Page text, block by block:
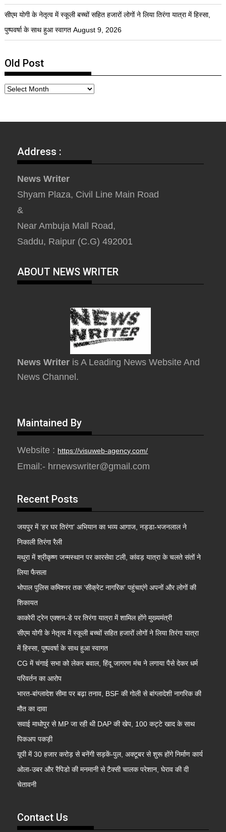
सीएम योगी के नेतृत्व में स्कूली बच्चों सहित हजारों लोगों ने लिया तिरंगा यात्रा में हिस्सा,
पुष्पवर्षा के साथ हुआ स्वागत August 9, 2026
Old Post
Address :
News Writer
Shyam Plaza, Civil Line Main Road
&
Near Ambuja Mall Road,
Saddu, Raipur (C.G) 492001
ABOUT NEWS WRITER
News Writer is A Leading News Website And
News Channel.
Maintained By
Website : https://visuweb-agency.com/
Email:- hrnewswriter@gmail.com
Recent Posts
जयपुर में ‘हर घर तिरंगा’ अभियान का भव्य आगाज, नड्डा-भजनलाल ने
निकाली तिरंगा रैली
मथुरा में श्रीकृष्ण जन्मस्थान पर कारसेवा टली, कांवड़ यात्रा के चलते संतों ने
लिया फैसला
भोपाल पुलिस कमिश्नर तक ‘सीक्रेट नागरिक’ पहुंचाएंगे अपनों और लोगों की
शिकायत
काकोरी ट्रेन एक्शन-डे पर तिरंगा यात्रा में शामिल होंगे मुख्यमंत्री
सीएम योगी के नेतृत्व में स्कूली बच्चों सहित हजारों लोगों ने लिया तिरंगा यात्रा
में हिस्सा, पुष्पवर्षा के साथ हुआ स्वागत
CG में चंगाई सभा को लेकर बवाल, हिंदू जागरण मंच ने लगाया पैसे देकर धर्म
परिवर्तन का आरोप
भारत-बांग्लादेश सीमा पर बढ़ा तनाव, BSF की गोली से बांग्लादेशी नागरिक की
मौत का दावा
सवाई माधोपुर से MP जा रही थी DAP की खेप, 100 कट्टे खाद के साथ
पिकअप पकड़ी
यूपी में 30 हजार करोड़ से बनेंगी सड़कें-पुल, अक्टूबर से शुरू होंगे निर्माण कार्य
ओला-उबर और रैपिडो की मनमानी से टैक्सी चालक परेशान, घेराव की दी
चेतावनी
Contact Us